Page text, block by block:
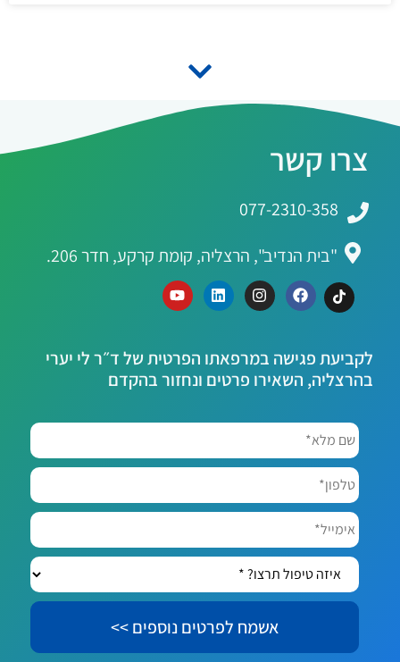
צרו קשר
077-2310-358
"בית הנדיב", הרצליה, קומת קרקע, חדר 206.
לקביעת פגישה במרפאתו הפרטית של ד״ר לי יערי
בהרצליה, השאירו פרטים ונחזור בהקדם
שם
מלא* *
טלפון*
אימייל*
איזה
טיפול
תרצו?